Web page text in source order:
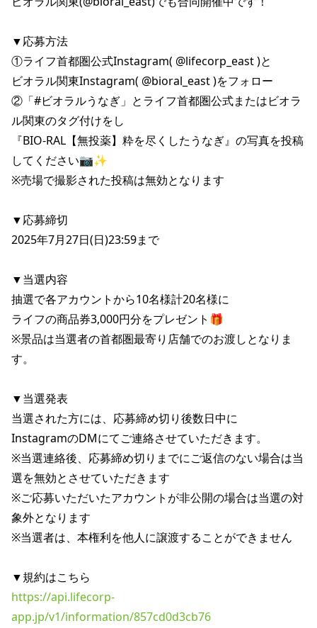
▼応募方法
①ライフ首都圏公式Instagram( @lifecorp_east )と
ビオラル関東Instagram( @bioral_east )をフォロー
②「#ビオラルうなぎ」とライフ首都圏公式またはビオラ
ル関東のタグ付けをし
『BIO-RAL【無投薬】粋を尽くしたうなぎ』の写真を投稿
してください📷✨
※売場で撮影された投稿は無効となります
▼応募締切
2025年7月27日(日)23:59まで
▼当選内容
抽選で各アカウントから10名様計20名様に
ライフの商品券3,000円分をプレゼント🎁
※景品は当選者の首都圏最寄り店舗でのお渡しとなりま
す。
▼当選発表
当選された方には、応募締め切り後数日中に
InstagramのDMにてご連絡させていただきます。
※当選連絡後、応募締め切りまでにご返信のない場合は当
選を無効とさせていただきます
※ご応募いただいたアカウントが非公開の場合は当選の対
象外となります
※当選者は、本権利を他人に譲渡することができません
https://api.lifecorp-
app.jp/v1/information/857cd0d3cb76